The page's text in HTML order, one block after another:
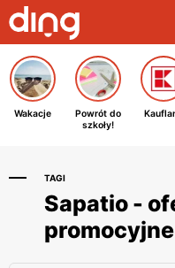
Wakacje
Powrót do
szkoły!
TAGI
Sapatio -
promocyjne